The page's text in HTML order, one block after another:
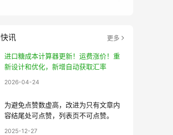
快讯 更多
进口糖成本计算器更新！运费涨价！重
新设计和优化，新增自动获取汇率
2026-04-24
为避免点赞数虚高，改进为只有文章内
容结尾处可点赞，列表页不可点赞。
2025-12-27